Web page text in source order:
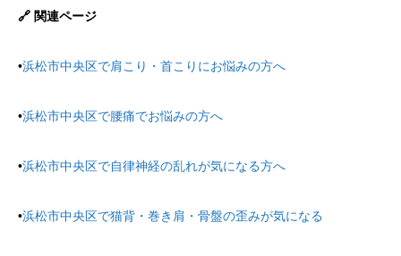
🔗 関連ページ
•浜松市中央区で肩こり・首こりにお悩みの方へ
•浜松市中央区で腰痛でお悩みの方へ
•浜松市中央区で自律神経の乱れが気になる方へ
•浜松市中央区で猫背・巻き肩・骨盤の歪みが気になる